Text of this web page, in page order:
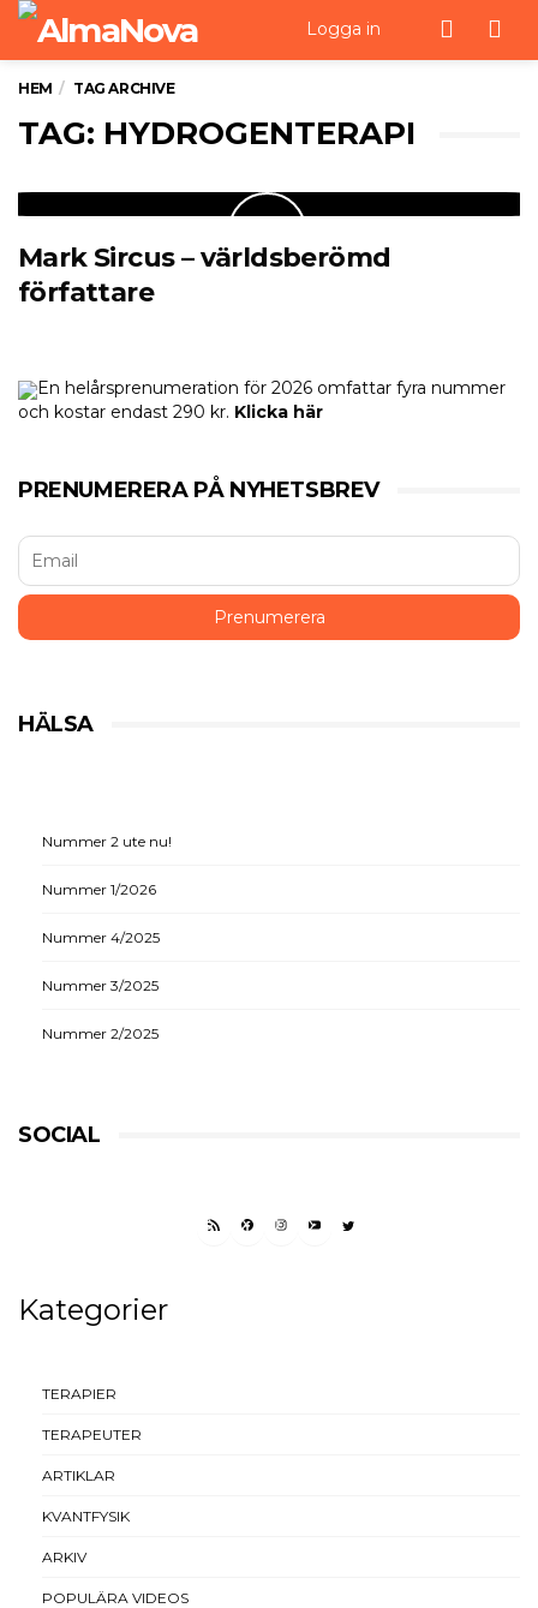
Logga in
HEM TAG ARCHIVE
TAG: HYDROGENTERAPI
Mark Sircus – världsberömd
författare
En helårsprenumeration för 2026 omfattar fyra nummer
och kostar endast 290 kr. Klicka här
PRENUMERERA PÅ NYHETSBREV
HÄLSA
Nummer 2 ute nu!
Nummer 1/2026
Nummer 4/2025
Nummer 3/2025
Nummer 2/2025
SOCIAL
RSS FEEDFACEBOOK
INSTAGRAM
YOUTUBETWITTER
Kategorier
TERAPIER
TERAPEUTER
ARTIKLAR
KVANTFYSIK
ARKIV
POPULÄRA VIDEOS